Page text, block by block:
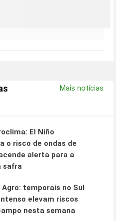
Mais notícias
El Niño
o risco de ondas de
alerta para a
safra
temporais no Sul
elevam riscos
nesta semana